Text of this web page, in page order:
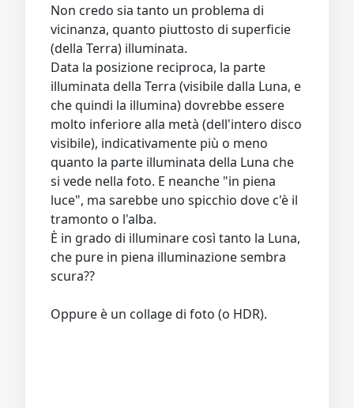
Non credo sia tanto un problema di
vicinanza, quanto piuttosto di superficie
(della Terra) illuminata.
Data la posizione reciproca, la parte
illuminata della Terra (visibile dalla Luna, e
che quindi la illumina) dovrebbe essere
molto inferiore alla metà (dell'intero disco
visibile), indicativamente più o meno
quanto la parte illuminata della Luna che
si vede nella foto. E neanche "in piena
luce", ma sarebbe uno spicchio dove c'è il
tramonto o l'alba.
È in grado di illuminare così tanto la Luna,
che pure in piena illuminazione sembra
scura??
Oppure è un collage di foto (o HDR).